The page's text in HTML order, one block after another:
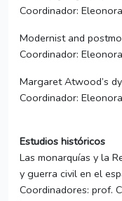
Coordinador:
Modernist and
Coordinador:
Margaret Atwood’s
Coordinador:
Estudios históricos
Las monarquías y la
y guerra civil en el
Coordinadores: prof.